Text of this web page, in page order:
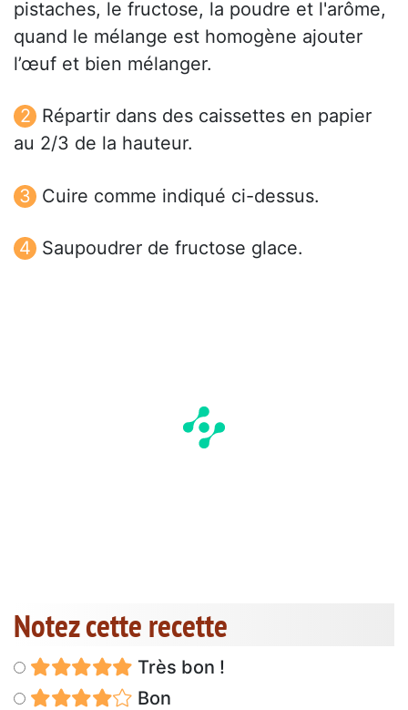
pistaches, le fructose, la poudre et l'arôme,
quand le mélange est homogène ajouter
l’œuf et bien mélanger.
Répartir dans des caissettes en papier
au 2/3 de la hauteur.
Cuire comme indiqué ci-dessus.
Saupoudrer de fructose glace.
Notez cette recette
Très bon !
Bon